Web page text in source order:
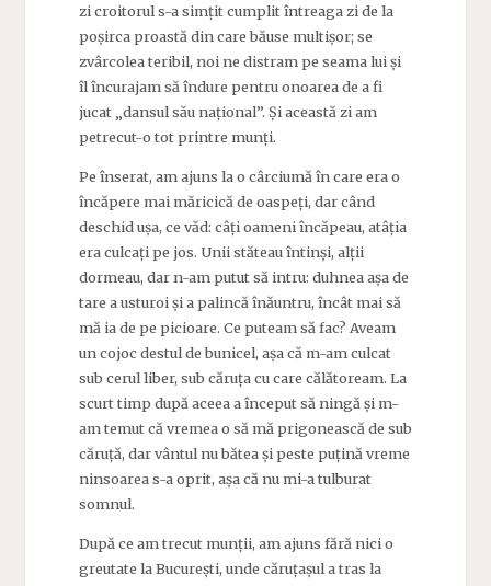
zi croitorul s-a simțit cumplit întreaga zi de la
poșirca proastă din care băuse multișor; se
zvârcolea teribil, noi ne distram pe seama lui și
îl încurajam să îndure pentru onoarea de a fi
jucat „dansul său național”. Și această zi am
petrecut-o tot printre munți.
Pe înserat, am ajuns la o cârciumă în care era o
încăpere mai măricică de oaspeți, dar când
deschid ușa, ce văd: câți oameni încăpeau, atâția
era culcați pe jos. Unii stăteau întinși, alții
dormeau, dar n-am putut să intru: duhnea așa de
tare a usturoi și a palincă înăuntru, încât mai să
mă ia de pe picioare. Ce puteam să fac? Aveam
un cojoc destul de bunicel, așa că m-am culcat
sub cerul liber, sub căruța cu care călătoream. La
scurt timp după aceea a început să ningă și m-
am temut că vremea o să mă prigonească de sub
căruță, dar vântul nu bătea și peste puțină vreme
ninsoarea s-a oprit, așa că nu mi-a tulburat
somnul.
După ce am trecut munții, am ajuns fără nici o
greutate la București, unde căruțașul a tras la